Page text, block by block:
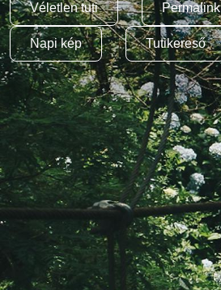
Véletlen tuti Permalink
Napi kép Tutikereső